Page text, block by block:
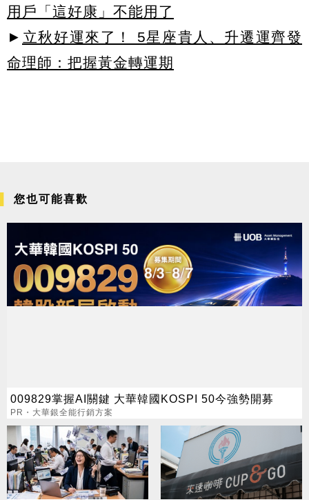
用戶「這好康」不能用了
► 立秋好運來了！ 5星座貴人、升遷運齊發
命理師：把握黃金轉運期
您也可能喜歡
009829掌握AI關鍵 大華韓國KOSPI 50今強勢開募
PR・大華銀全能行銷方案